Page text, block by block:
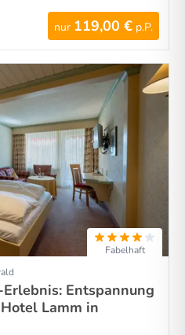
nur 119,00 € p.P.
Fabelhaft
Entspannung
Lamm in